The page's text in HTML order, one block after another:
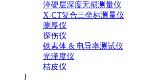
淬硬层深度无损测量仪
X-CT复合三坐标测量仪
测厚仪
探伤仪
铁素体 & 电导率测试仪
光泽度仪
桔皮仪
}